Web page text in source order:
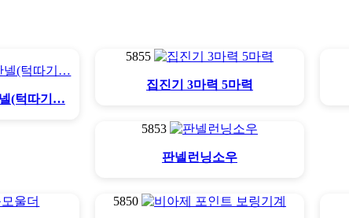
(턱따기…
5855
집진기 3마력 5마력
5853
판넬런닝소우
5850